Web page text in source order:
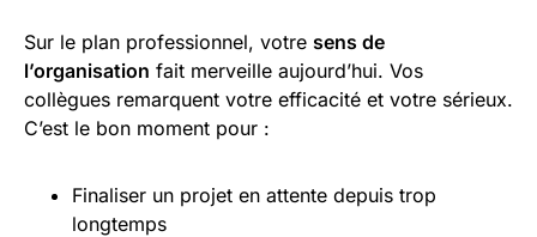
Sur le plan professionnel, votre sens de
l’organisation fait merveille aujourd’hui. Vos
collègues remarquent votre efficacité et votre sérieux.
C’est le bon moment pour :
Finaliser un projet en attente depuis trop
longtemps